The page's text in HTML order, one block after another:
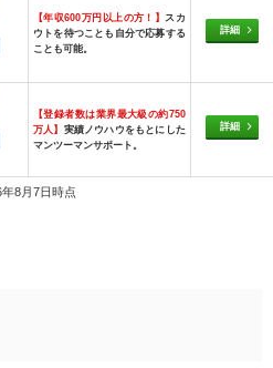
【年収600万円以上の方！】スカ
ウトを待つことも自分で応募する
ことも可能。
詳細
【登録者数は業界最大級の約750
万人】 実績ノウハウをもとにした
マンツーマンサポート。
詳細
年8月7日時点